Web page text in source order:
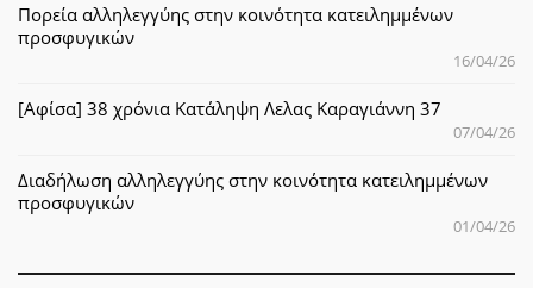
Πορεία αλληλεγγύης στην κοινότητα κατειλημμένων
προσφυγικών
16/04/26
[Αφίσα] 38 χρόνια Κατάληψη Λελας Καραγιάννη 37
07/04/26
Διαδήλωση αλληλεγγύης στην κοινότητα κατειλημμένων
προσφυγικών
01/04/26